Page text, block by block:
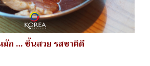
ก … ชิ้นสวย รสชาติดี